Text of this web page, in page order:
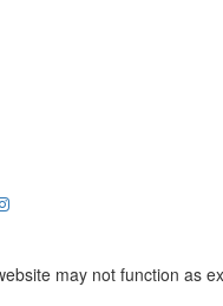
may not function as